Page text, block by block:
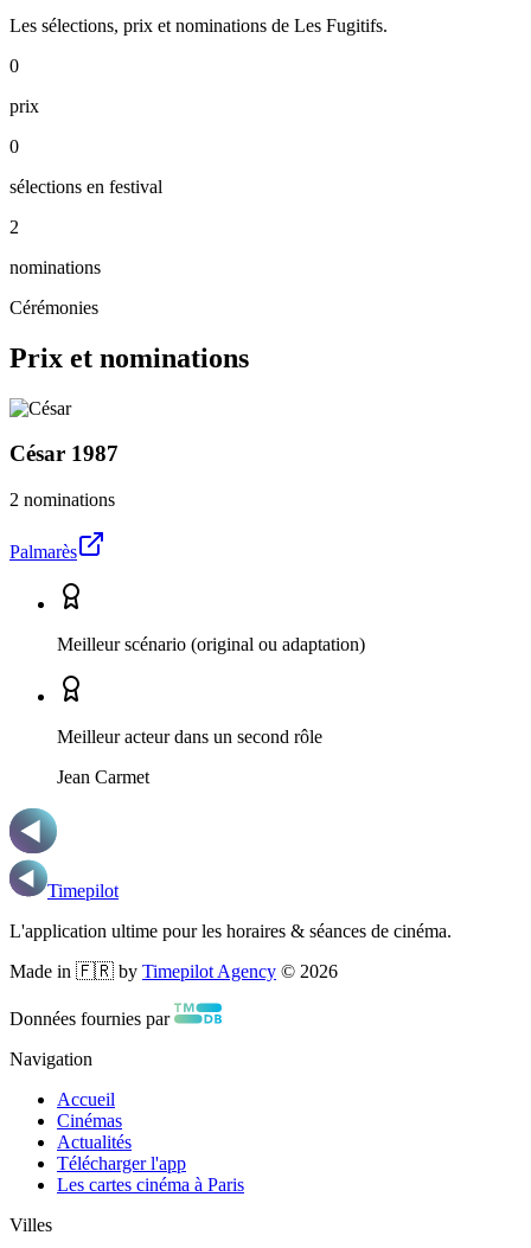
Les sélections, prix et nominations de Les Fugitifs.
0
prix
0
sélections en festival
2
nominations
Cérémonies
Prix et nominations
César 1987
2 nominations
Palmarès
Meilleur scénario (original ou adaptation)
Meilleur acteur dans un second rôle
Jean Carmet
Timepilot
L'application ultime pour les horaires & séances de cinéma.
Made in 🇫🇷 by Timepilot Agency © 2026
Données fournies par
Navigation
Accueil
Cinémas
Actualités
Télécharger l'app
Les cartes cinéma à Paris
Villes